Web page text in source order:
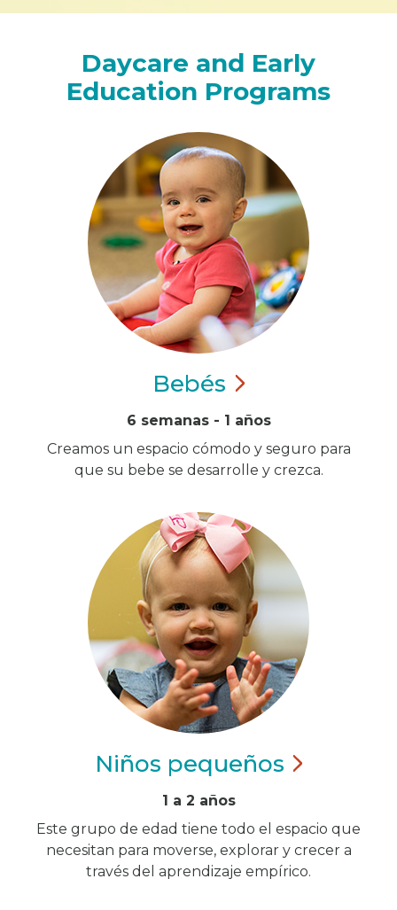
Daycare and Early
Education Programs
Bebés
6 semanas - 1 años
Creamos un espacio cómodo y seguro para
que su bebe se desarrolle y crezca.
Niños pequeños
1 a 2 años
Este grupo de edad tiene todo el espacio que
necesitan para moverse, explorar y crecer a
través del aprendizaje empírico.